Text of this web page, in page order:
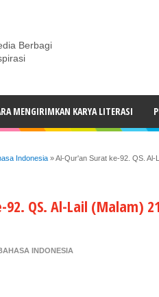
Berbagi
MENGIRIMKAN KARYA LITERASI
Indonesia »Al-Qur'an Surat ke-92. QS. Al-
QS. Al-Lail (Malam)
INDONESIA